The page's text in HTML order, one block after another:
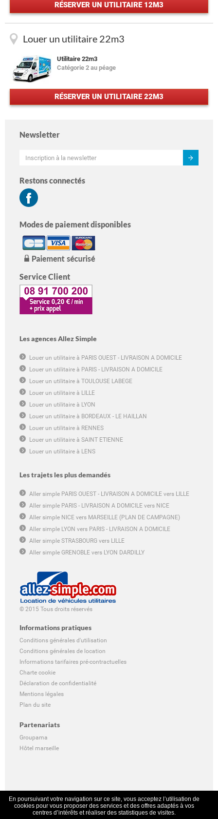
RÉSERVER UN UTILITAIRE 12M3
Louer un utilitaire 22m3
Utilitaire 22m3
Catégorie 2 au péage
RÉSERVER UN UTILITAIRE 22M3
Newsletter
Restons connectés
Modes de paiement disponibles
Service Client
Les agences Allez Simple
Louer un utilitaire à PARIS OUEST - LIVRAISON A DOMICILE
Louer un utilitaire à PARIS - LIVRAISON A DOMICILE
Louer un utilitaire à TOULOUSE LABEGE
Louer un utilitaire à LILLE
Louer un utilitaire à LYON
Louer un utilitaire à BORDEAUX - LE HAILLAN
Louer un utilitaire à RENNES
Louer un utilitaire à SAINT ETIENNE
Louer un utilitaire à LENS
Les trajets les plus demandés
Aller simple PARIS OUEST - LIVRAISON A DOMICILE vers LILLE
Aller simple PARIS - LIVRAISON A DOMICILE vers NICE
Aller simple NICE vers MARSEILLE (PLAN DE CAMPAGNE)
Aller simple LYON vers PARIS - LIVRAISON A DOMICILE
Aller simple STRASBOURG vers LILLE
Aller simple GRENOBLE vers LYON DARDILLY
© 2015 Tous droits réservés
Informations pratiques
Conditions générales d'utilisation
Conditions générales de location
Informations tarifaires pré-contractuelles
Charte cookie
Déclaration de confidentialité
Mentions légales
Plan du site
Partenariats
Groupama
Hôtel marseille
En poursuivant votre navigation sur ce site, vous acceptez l’utilisation de
cookies pour vous proposer des services et des offres adaptés à vos
centres d’intérêts et réaliser des statistiques de visites.